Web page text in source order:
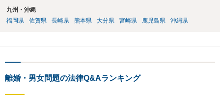
九州・沖縄
福岡県
佐賀県 長崎県 熊本県 大分県 宮崎県 鹿児島県 沖縄県
離婚・男女問題の法律Q&Aランキング